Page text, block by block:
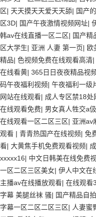
区| 天天摸天天爱天天舔| 国产
区3D| 国产午夜激情视频网址|
韩av在线直播一区二区| 国产精
区大学生| 亚洲 人妻 第一页| 欧
精品| 色视频免费在线观看高清|
在线看黄| 365日日夜夜精品视
码午夜福利视频| 午夜福利一级
网站在线观看| 成人专区禁18处
在线观看免费| 男女真人牲交a
在线观看一区二区三区| 亚洲av
观看 | 青青热国产在线视频| 免
看| 大黄焦手机免费观看视频|
xxxxx16| 中文日韩美在线免费
一区二区三区美女| 伊人中文在
主播av在线播放观看| 在线观看
字幕 美腿丝袜 骚| 国产精品自
字幕一区二区二区三区| 人妻蜜